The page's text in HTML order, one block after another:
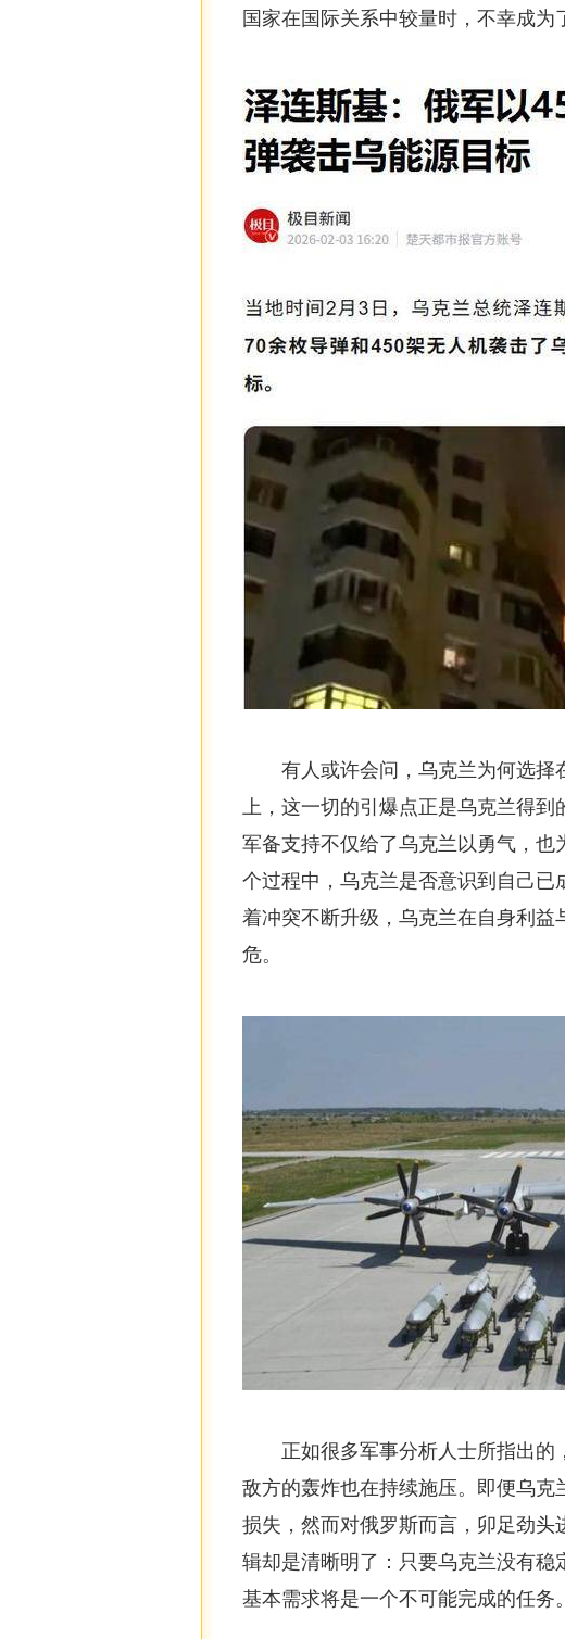
国家在国际关系中较量时，不幸成为
有人或许会问，乌克兰为何选
上，这一切的引爆点正是乌克兰得
军备支持不仅给了乌克兰以勇气，
个过程中，乌克兰是否意识到自己
着冲突不断升级，乌克兰在自身利
危。
正如很多军事分析人士所指出的
敌方的轰炸也在持续施压。即便乌
损失，然而对俄罗斯而言，卯足劲
辑却是清晰明了：只要乌克兰没有
基本需求将是一个不可能完成的任务。